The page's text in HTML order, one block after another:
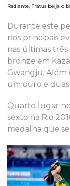
Radiante, Fratus beija o
Durante este
nos principais
nas últimas
bronze em
Gwangju. Além
um ouro e duas
Quarto lugar
sexto na Rio
medalha que